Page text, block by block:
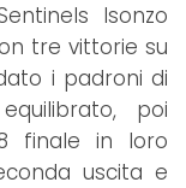
Isonzo
tre vittorie su
i padroni di
poi
finale in loro
uscita e